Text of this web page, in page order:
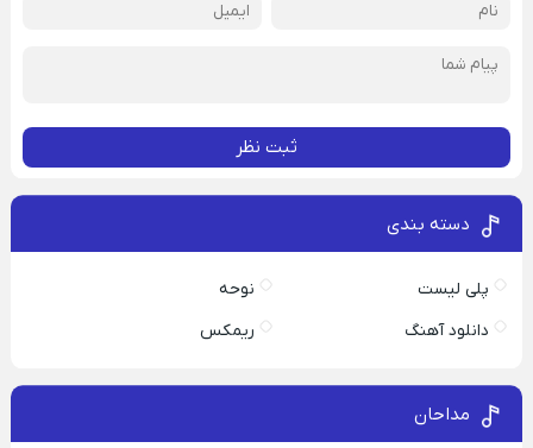
ثبت نظر
دسته بندی
پلی لیست
نوحه
دانلود آهنگ
ریمکس
مداحان